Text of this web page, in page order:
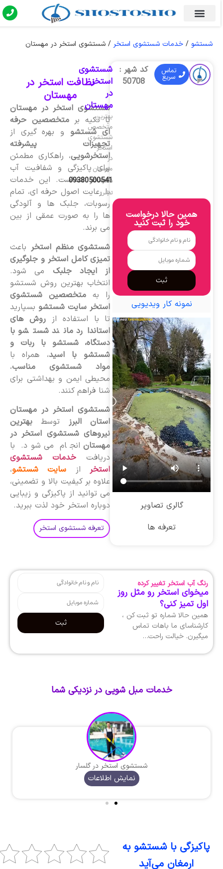
شستشو/ خدمات شستشوی استخر/ شستشوی استخر در مهستان
نظافت استخر در
مهستان
شستشوی استخر در مهستان
با تکیه بر متخصصین حرفه
ای شستشوو بهره گیری از
تجهیزات پیشرفته
استخرشویی، راهکاری مطمئن
برای پاکیزگی و شفافیت آب
استخر شماست. این خدمات
با رعایت اصول حرفه ای، تمام
رسوبات، جلبک ها و آلودگی
ها را به صورت عمقی از بین
می برند.
شستشوی منظم استخرباعث
تمیزی کامل استخر و جلوگیری
از ایجاد جلبکمی شود.
انتخاب بهترین روش شستشو
را به متخصصین شستشوی
استخر سایت شستشوبسپارید
تا با استفاده از روش های
استاندارد مانند شستشو با
دستگاه، شستشو با ربات و
شستشو با اسید، همراه با
مواد شستشوی مناسب،
محیطی ایمن و بهداشتی برای
شنا فراهم کنند.
شستشوی استخر در مهستان
استان البرزتوسط
بهترین
نیروهای شستشوی استخر در
مهستانانجام می شود. با
دریافت
خدمات شستشوی
استخراز سایت شستشو،
علاوه بر کیفیت بالا و تضمینی،
می توانید از پاکیزگی و زیبایی
دوباره استخر خود لذت ببرید.
تعرفه شستشوی استخر
تماس
سریع
کد شهر :
50708
شستشوی
استخر
در
مهستان
بهترین
متخصص
شستشوی
استخر
در
مهستان
شماره
تماس
09380500541
همین حالا درخواست
خود را ثبت کنید
ثبت
نمونه کار ویدیویی
گالری تصاویر
تعرفه ها
رنگ آب استخر تغییر کرده
میخوای استخر رو مثل روز
اول تمیز کنی؟
همین حالا شماره تو ثبت کن ،
کارشناسای ما باهات تماس
میگیرن. خیالت راحت…
ثبت
خدمات مبل شویی در نزدیکی شما
شستشوی استخر در گلسار
نمایش اطلاعات
پاکیزگی با شستشو به
ارمغان می‌آید